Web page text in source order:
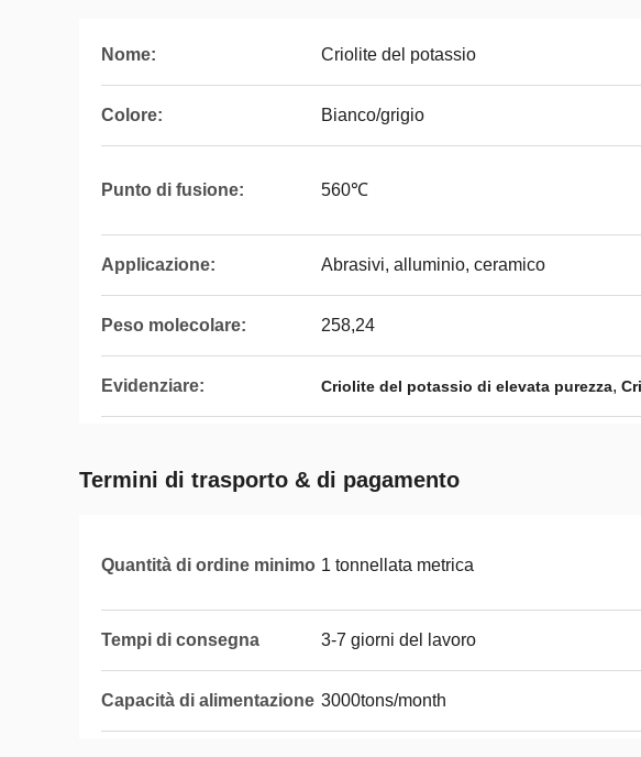
Nome: Criolite del potassio
Colore: Bianco/grigio
Punto di fusione: 560℃
Applicazione: Abrasivi, alluminio, ceramico
Peso molecolare: 258,24
Evidenziare: Criolite del potassio di elevata purezza,
Termini di trasporto & di pagamento
Quantità di ordine minimo 1 tonnellata metrica
Tempi di consegna 3-7 giorni del lavoro
Capacità di alimentazione 3000tons/month